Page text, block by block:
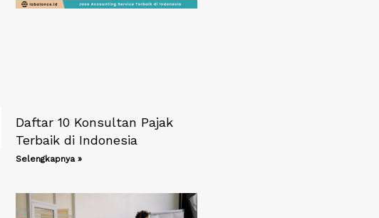
Daftar 10 Konsultan Pajak
Terbaik di Indonesia
Selengkapnya »